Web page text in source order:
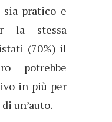
pratico e
la stessa
(70%) il
potrebbe
in più per
un’auto.